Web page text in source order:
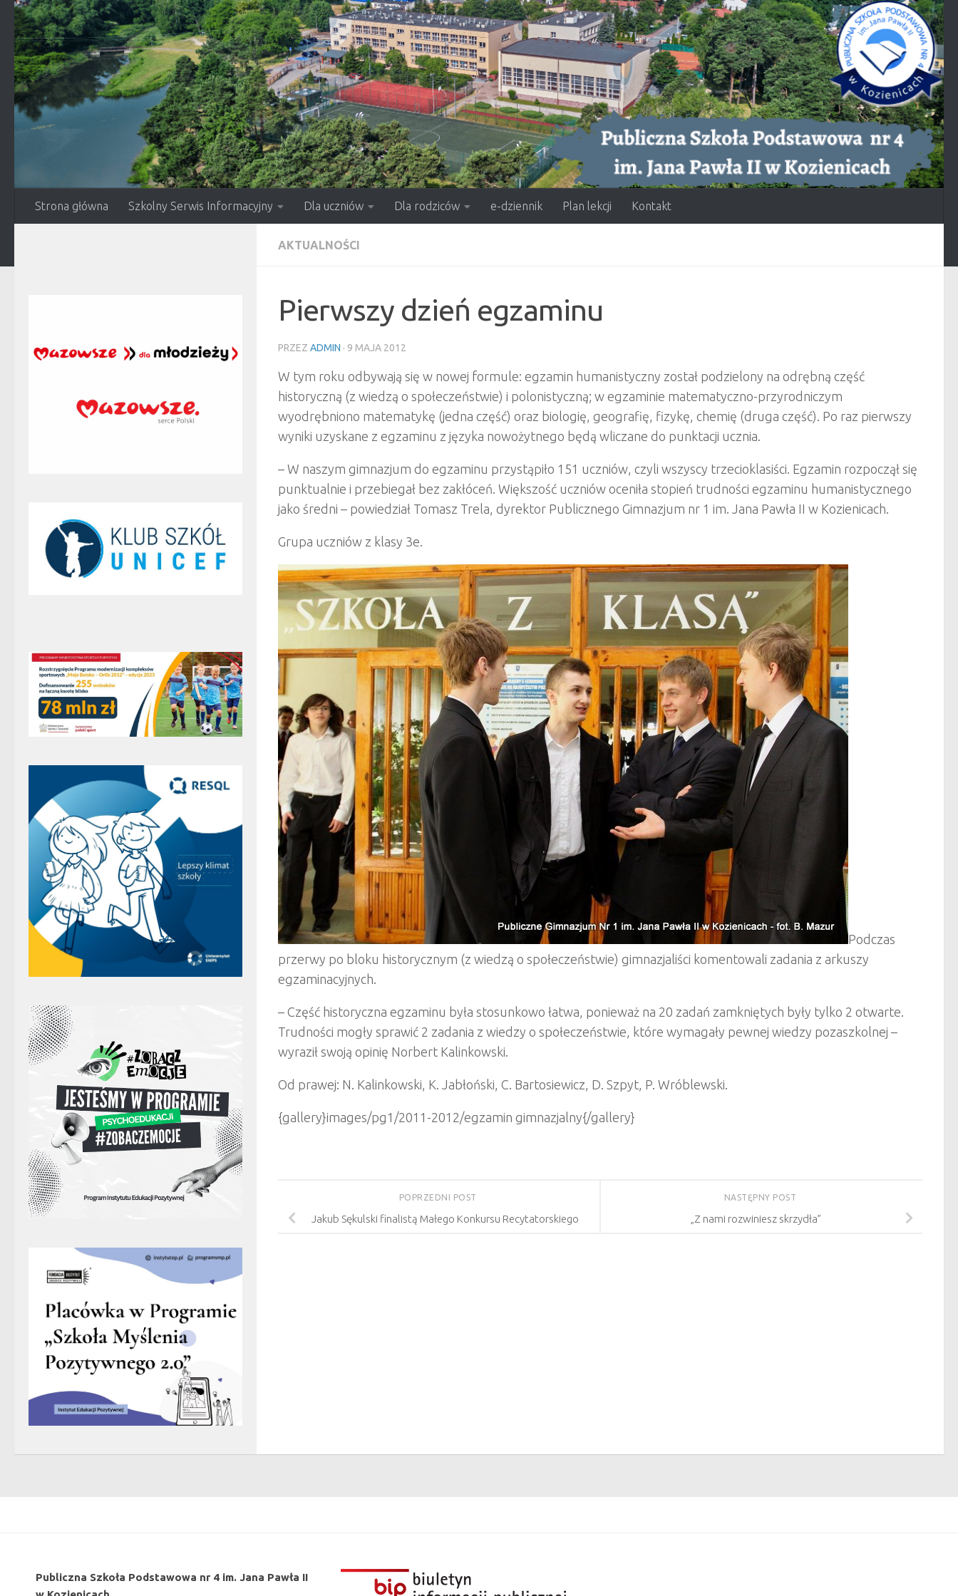
Przejdź do treści
Strona główna Szkolny Serwis Informacyjny Dla uczniów Dla rodziców e-dziennik Plan lekcji Kontakt
AKTUALNOŚCI
Pierwszy dzień egzaminu
PRZEZ ADMIN · 9 MAJA 2012
W tym roku odbywają się w nowej formule: egzamin humanistyczny został podzielony na odrębną część
historyczną (z wiedzą o społeczeństwie) i polonistyczną; w egzaminie matematyczno-przyrodniczym
wyodrębniono matematykę (jedna część) oraz biologię, geografię, fizykę, chemię (druga część). Po raz pierwszy
wyniki uzyskane z egzaminu z języka nowożytnego będą wliczane do punktacji ucznia.
– W naszym gimnazjum do egzaminu przystąpiło 151 uczniów, czyli wszyscy trzecioklasiści. Egzamin rozpoczął się
punktualnie i przebiegał bez zakłóceń. Większość uczniów oceniła stopień trudności egzaminu humanistycznego
jako średni – powiedział Tomasz Trela, dyrektor Publicznego Gimnazjum nr 1 im. Jana Pawła II w Kozienicach.
Grupa uczniów z klasy 3e.
Podczas
przerwy po bloku historycznym (z wiedzą o społeczeństwie) gimnazjaliści komentowali zadania z arkuszy
egzaminacyjnych.
– Część historyczna egzaminu była stosunkowo łatwa, ponieważ na 20 zadań zamkniętych były tylko 2 otwarte.
Trudności mogły sprawić 2 zadania z wiedzy o społeczeństwie, które wymagały pewnej wiedzy pozaszkolnej –
wyraził swoją opinię Norbert Kalinkowski.
Od prawej: N. Kalinkowski, K. Jabłoński, C. Bartosiewicz, D. Szpyt, P. Wróblewski.
{gallery}images/pg1/2011-2012/egzamin gimnazjalny{/gallery}
NASTĘPNY POST
„Z nami rozwiniesz skrzydła”
POPRZEDNI POST
Jakub Sękulski finalistą Małego Konkursu Recytatorskiego
Publiczna Szkoła Podstawowa nr 4 im. Jana Pawła II